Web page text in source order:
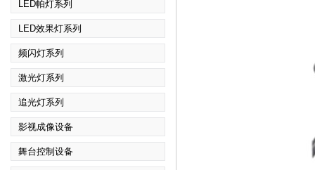
LED帕灯系列
LED效果灯系列
频闪灯系列
激光灯系列
追光灯系列
影视成像设备
舞台控制设备